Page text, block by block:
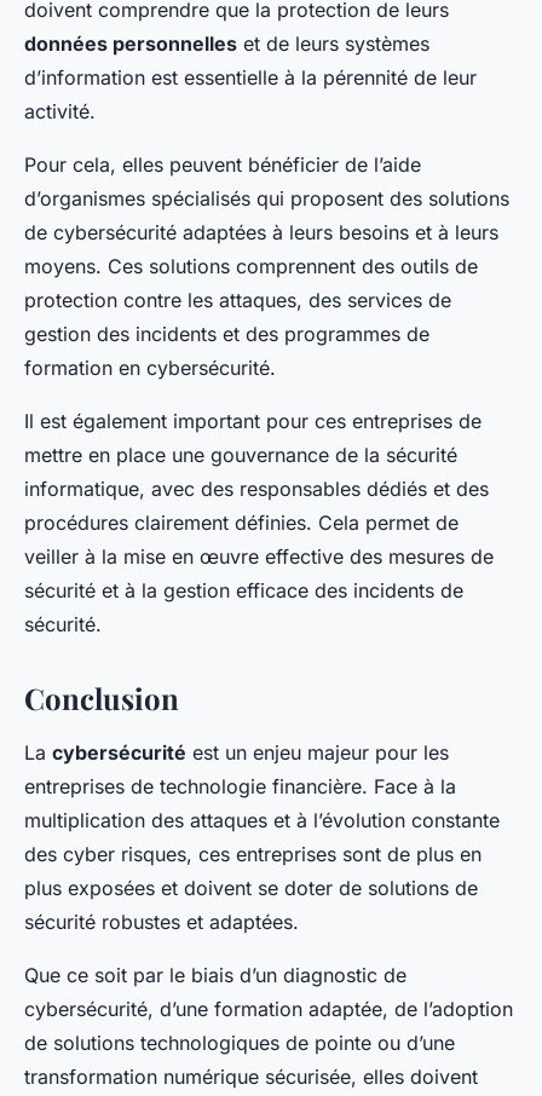
doivent comprendre que la protection de leurs
données personnelles et de leurs systèmes
d’information est essentielle à la pérennité de leur
activité.
Pour cela, elles peuvent bénéficier de l’aide
d’organismes spécialisés qui proposent des solutions
de cybersécurité adaptées à leurs besoins et à leurs
moyens. Ces solutions comprennent des outils de
protection contre les attaques, des services de
gestion des incidents et des programmes de
formation en cybersécurité.
Il est également important pour ces entreprises de
mettre en place une gouvernance de la sécurité
informatique, avec des responsables dédiés et des
procédures clairement définies. Cela permet de
veiller à la mise en œuvre effective des mesures de
sécurité et à la gestion efficace des incidents de
sécurité.
Conclusion
La cybersécurité est un enjeu majeur pour les
entreprises de technologie financière. Face à la
multiplication des attaques et à l’évolution constante
des cyber risques, ces entreprises sont de plus en
plus exposées et doivent se doter de solutions de
sécurité robustes et adaptées.
Que ce soit par le biais d’un diagnostic de
cybersécurité, d’une formation adaptée, de l’adoption
de solutions technologiques de pointe ou d’une
transformation numérique sécurisée, elles doivent